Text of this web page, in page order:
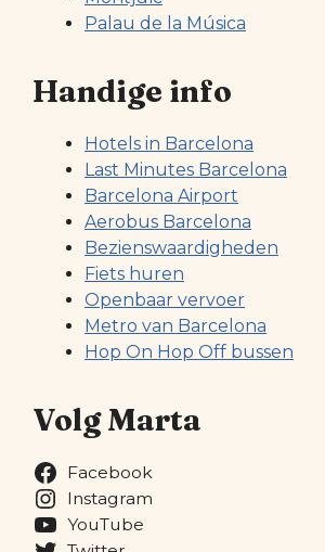
Palau de la Música
Handige info
Hotels in Barcelona
Last Minutes Barcelona
Barcelona Airport
Aerobus Barcelona
Bezienswaardigheden
Fiets huren
Openbaar vervoer
Metro van Barcelona
Hop On Hop Off bussen
Volg Marta
Facebook
Instagram
YouTube